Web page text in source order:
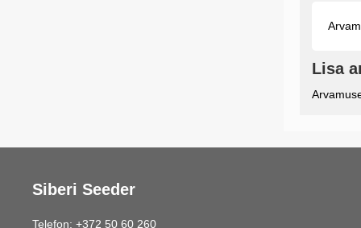
Lisa
Siberi Seeder
Telefon: +372 50 60 260